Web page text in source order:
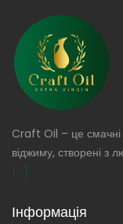
Craft Oil – це смачні
віджиму, створені з
[...]
Інформація